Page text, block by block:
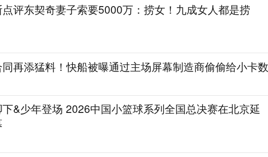
评东契奇妻子索要5000万：捞女！九成女人都是捞
再添猛料！快船被曝通过主场屏幕制造商偷偷给小卡
&少年登场 2026中国小篮球系列全国总决赛在北京延